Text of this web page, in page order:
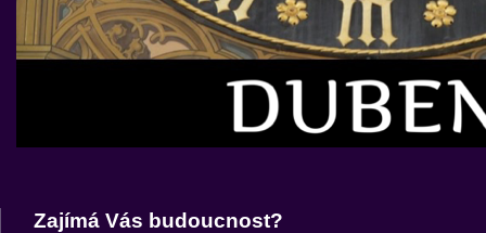
Zajímá Vás budoucnost?